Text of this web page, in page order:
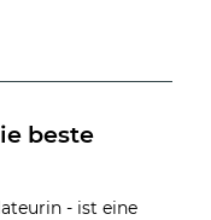
beste
- ist eine